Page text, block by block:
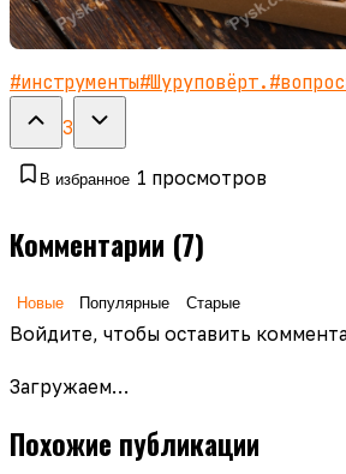
#инструменты#Шуруповёрт.#вопрос
3
В избранное 1 просмотров
Комментарии (7)
Новые Популярные Старые
Войдите, чтобы оставить
Загружаем…
Похожие публикации